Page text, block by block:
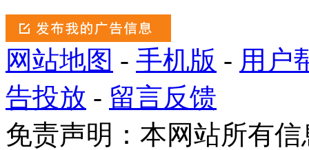
网站地图 - 手机版 - 用户
告投放 - 留言反馈
免责声明：本网站所有